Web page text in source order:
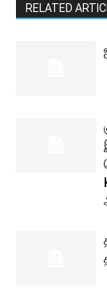
RELATED